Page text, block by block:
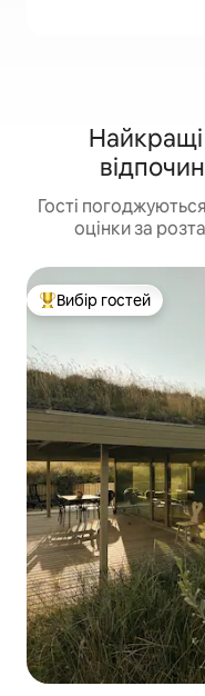
Гості
оцінки за
Топ вибір гостей
Вибір гостей